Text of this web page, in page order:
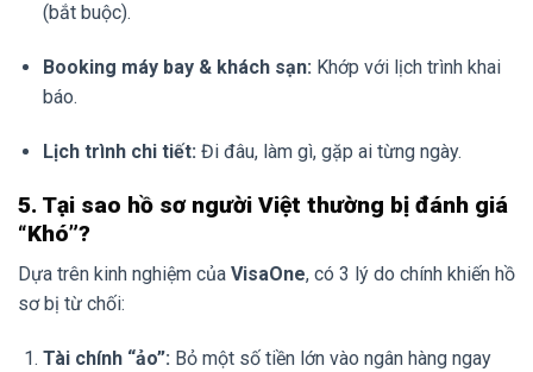
(bắt buộc).
Booking máy bay & khách sạn: Khớp với lịch trình khai
báo.
Lịch trình chi tiết: Đi đâu, làm gì, gặp ai từng ngày.
5. Tại sao hồ sơ người Việt thường bị đánh giá
“Khó”?
Dựa trên kinh nghiệm của VisaOne, có 3 lý do chính khiến hồ
sơ bị từ chối:
Tài chính “ảo”: Bỏ một số tiền lớn vào ngân hàng ngay